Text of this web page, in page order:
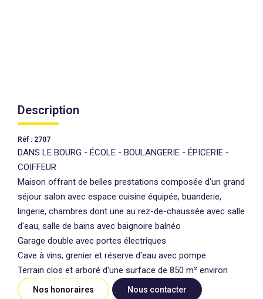
Description
Réf : 2707
DANS LE BOURG - ÉCOLE - BOULANGERIE - ÉPICERIE -
COIFFEUR
Maison offrant de belles prestations composée d'un grand
séjour salon avec espace cuisine équipée, buanderie,
lingerie, chambres dont une au rez-de-chaussée avec salle
d'eau, salle de bains avec baignoire balnéo
Garage double avec portes électriques
Cave à vins, grenier et réserve d'eau avec pompe
Terrain clos et arboré d'une surface de 850 m² environ
Nos honoraires Nous contacter